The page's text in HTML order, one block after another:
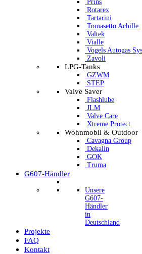
Prins
Rotarex
Tartarini
Tomasetto Achille
Valtek
Vialle
Vogels Autogas
Zavoli
LPG-Tanks
GZWM
STEP
Valve Saver
Flashlube
JLM
Valve Care
Xtreme Protect
Wohnmobil & Outdoor
Cavagna Group
Dekalin
GOK
Truma
G607-Händler
Unsere
G607-
Händler
in
Deutschland
Projekte
FAQ
Kontakt